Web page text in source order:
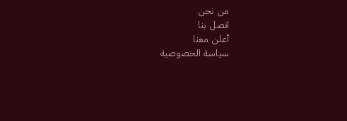
من نحن
اتصل بنا
أعلن معنا
سياسة الخصوصية